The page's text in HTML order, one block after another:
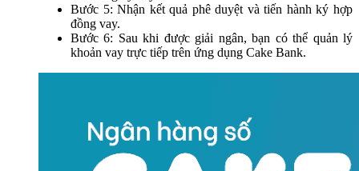
Bước 5: Nhận kết quả phê duyệt và tiến hành ký hợp
đồng vay.
Bước 6: Sau khi được giải ngân, bạn có thể quản lý
khoản vay trực tiếp trên ứng dụng Cake Bank.